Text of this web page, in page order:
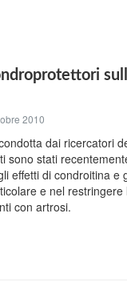
2010
dai ricercatori
sono stati
effetti di condroitina e
e nel restringere
con artrosi.